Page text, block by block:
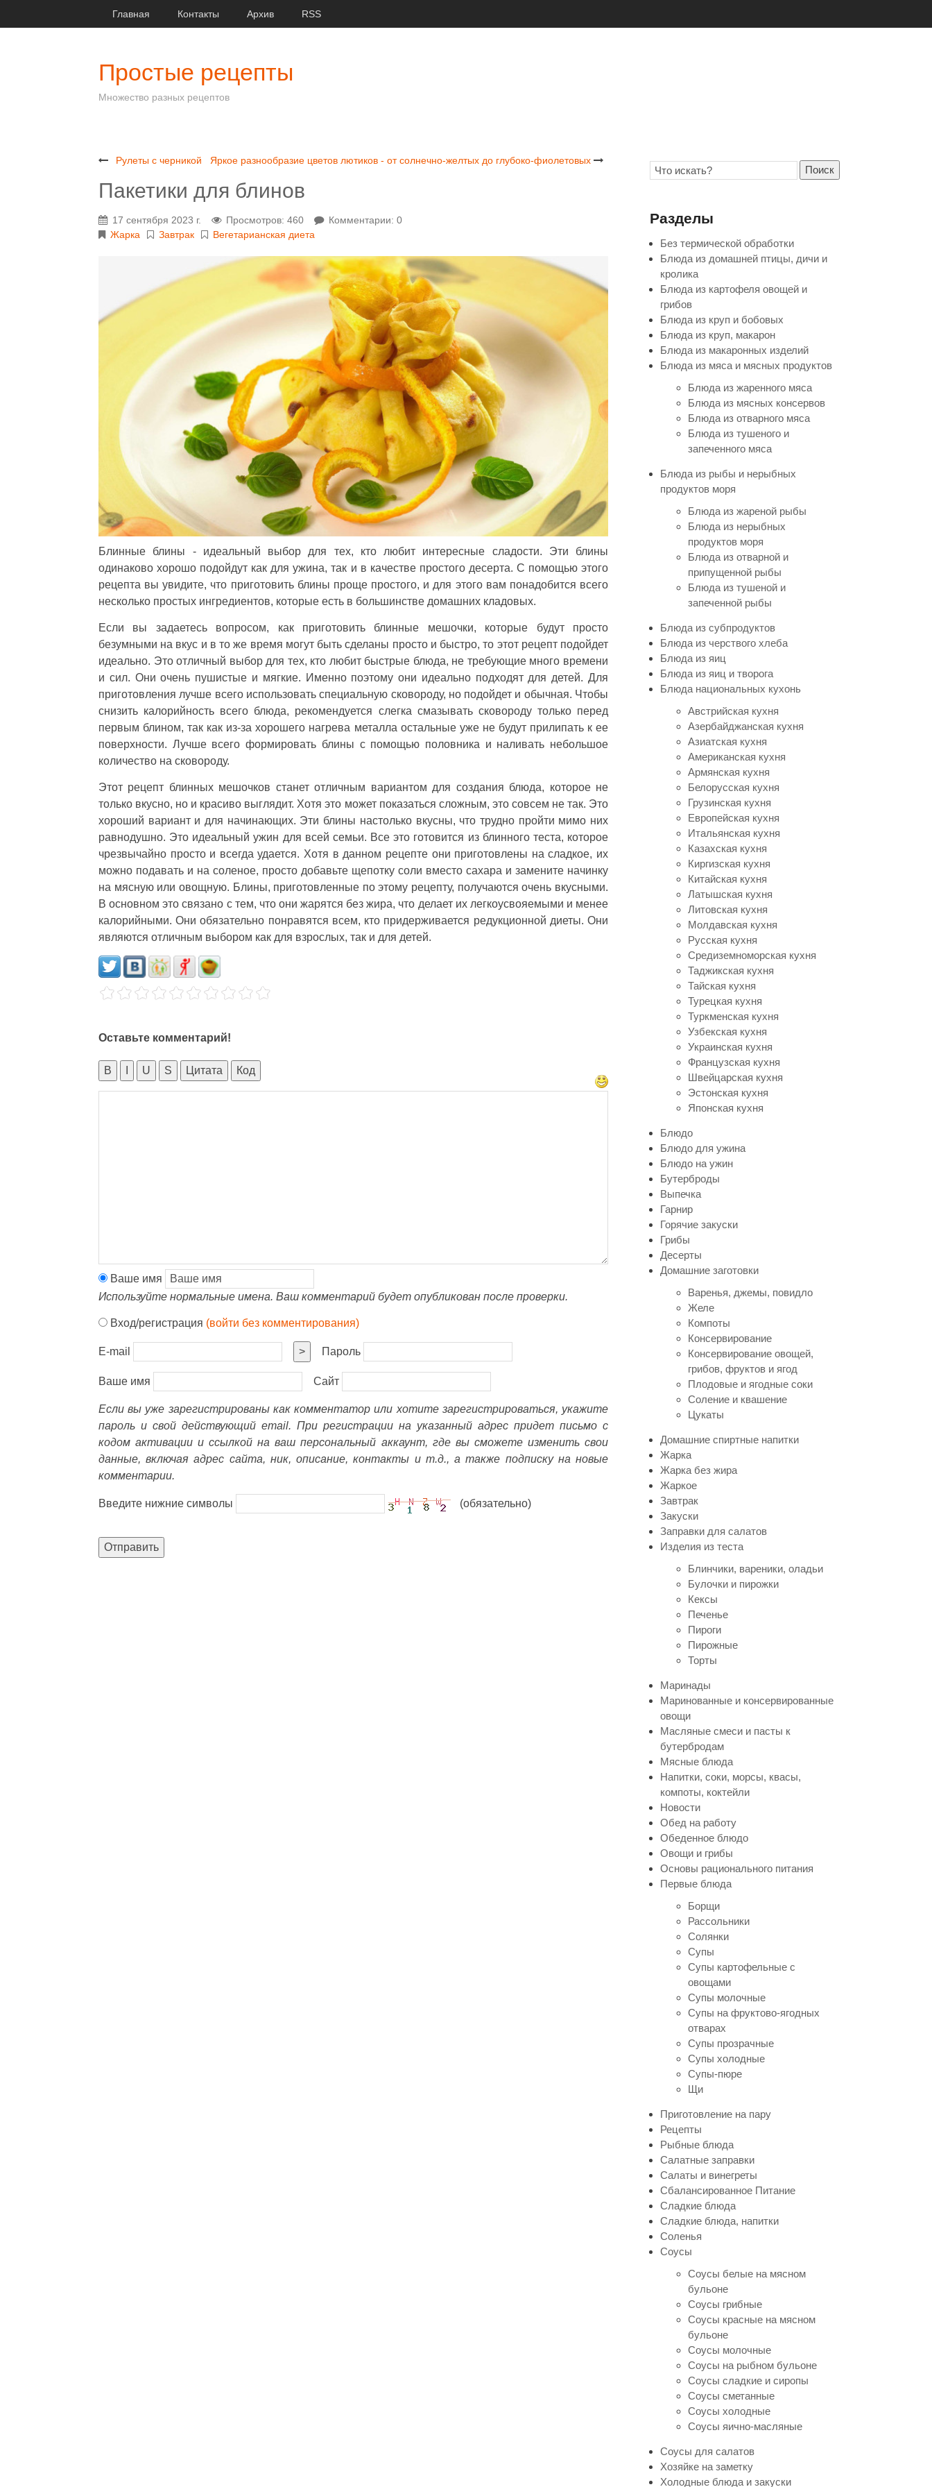
Главная Контакты Архив RSS
Простые рецепты
Множество разных рецептов
Рулеты с черникой Яркое разнообразие цветов лютиков - от солнечно-желтых до глубоко-фиолетовых
Пакетики для блинов
17 сентября 2023 г. Просмотров: 460
Комментарии: 0
Жарка
Завтрак Вегетарианская диета
Блинные блины - идеальный выбор для тех, кто любит интересные сладости. Эти блины
одинаково хорошо подойдут как для ужина, так и в качестве простого десерта. С помощью этого
рецепта вы увидите, что приготовить блины проще простого, и для этого вам понадобится всего
несколько простых ингредиентов, которые есть в большинстве домашних кладовых.
Если вы задаетесь вопросом, как приготовить блинные мешочки, которые будут просто
безумными на вкус и в то же время могут быть сделаны просто и быстро, то этот рецепт подойдет
идеально. Это отличный выбор для тех, кто любит быстрые блюда, не требующие много времени
и сил. Они очень пушистые и мягкие. Именно поэтому они идеально подходят для детей. Для
приготовления лучше всего использовать специальную сковороду, но подойдет и обычная. Чтобы
снизить калорийность всего блюда, рекомендуется слегка смазывать сковороду только перед
первым блином, так как из-за хорошего нагрева металла остальные уже не будут прилипать к ее
поверхности. Лучше всего формировать блины с помощью половника и наливать небольшое
количество на сковороду.
Этот рецепт блинных мешочков станет отличным вариантом для создания блюда, которое не
только вкусно, но и красиво выглядит. Хотя это может показаться сложным, это совсем не так. Это
хороший вариант и для начинающих. Эти блины настолько вкусны, что трудно пройти мимо них
равнодушно. Это идеальный ужин для всей семьи. Все это готовится из блинного теста, которое
чрезвычайно просто и всегда удается. Хотя в данном рецепте они приготовлены на сладкое, их
можно подавать и на соленое, просто добавьте щепотку соли вместо сахара и замените начинку
на мясную или овощную. Блины, приготовленные по этому рецепту, получаются очень вкусными.
В основном это связано с тем, что они жарятся без жира, что делает их легкоусвояемыми и менее
калорийными. Они обязательно понравятся всем, кто придерживается редукционной диеты. Они
являются отличным выбором как для взрослых, так и для детей.
Оставьте комментарий!
B U S Цитата Код
Ваше имя
Используйте нормальные имена. Ваш комментарий будет опубликован после проверки.
Вход/регистрация (войти без комментирования)
E-mail > Пароль
Ваше имя Сайт
Если вы уже зарегистрированы как комментатор или хотите зарегистрироваться, укажите
пароль и свой действующий email. При регистрации на указанный адрес придет письмо с
кодом активации и ссылкой на ваш персональный аккаунт, где вы сможете изменить свои
данные, включая адрес сайта, ник, описание, контакты и т.д., а также подписку на новые
комментарии.
Введите нижние символы (обязательно)
Отправить
Поиск
Разделы
Без термической обработки
Блюда из домашней птицы, дичи и
кролика
Блюда из картофеля овощей и
грибов
Блюда из круп и бобовых
Блюда из круп, макарон
Блюда из макаронных изделий
Блюда из мяса и мясных продуктов
Блюда из жаренного мяса
Блюда из мясных консервов
Блюда из отварного мяса
Блюда из тушеного и
запеченного мяса
Блюда из рыбы и нерыбных
продуктов моря
Блюда из жареной рыбы
Блюда из нерыбных
продуктов моря
Блюда из отварной и
припущенной рыбы
Блюда из тушеной и
запеченной рыбы
Блюда из субпродуктов
Блюда из черствого хлеба
Блюда из яиц
Блюда из яиц и творога
Блюда национальных кухонь
Австрийская кухня
Азербайджанская кухня
Азиатская кухня
Американская кухня
Армянская кухня
Белорусская кухня
Грузинская кухня
Европейская кухня
Итальянская кухня
Казахская кухня
Киргизская кухня
Китайская кухня
Латышская кухня
Литовская кухня
Молдавская кухня
Русская кухня
Средиземноморская кухня
Таджикская кухня
Тайская кухня
Турецкая кухня
Туркменская кухня
Узбекская кухня
Украинская кухня
Французская кухня
Швейцарская кухня
Эстонская кухня
Японская кухня
Блюдо
Блюдо для ужина
Блюдо на ужин
Бутерброды
Выпечка
Гарнир
Горячие закуски
Грибы
Десерты
Домашние заготовки
Варенья, джемы, повидло
Желе
Компоты
Консервирование
Консервирование овощей,
грибов, фруктов и ягод
Плодовые и ягодные соки
Соление и квашение
Цукаты
Домашние спиртные напитки
Жарка
Жарка без жира
Жаркое
Завтрак
Закуски
Заправки для салатов
Изделия из теста
Блинчики, вареники, оладьи
Булочки и пирожки
Кексы
Печенье
Пироги
Пирожные
Торты
Маринады
Маринованные и консервированные
овощи
Масляные смеси и пасты к
бутербродам
Мясные блюда
Напитки, соки, морсы, квасы,
компоты, коктейли
Новости
Обед на работу
Обеденное блюдо
Овощи и грибы
Основы рационального питания
Первые блюда
Борщи
Рассольники
Солянки
Супы
Супы картофельные с
овощами
Супы молочные
Супы на фруктово-ягодных
отварах
Супы прозрачные
Супы холодные
Супы-пюре
Щи
Приготовление на пару
Рецепты
Рыбные блюда
Салатные заправки
Салаты и винегреты
Сбалансированное Питание
Сладкие блюда
Сладкие блюда, напитки
Соленья
Соусы
Соусы белые на мясном
бульоне
Соусы грибные
Соусы красные на мясном
бульоне
Соусы молочные
Соусы на рыбном бульоне
Соусы сладкие и сиропы
Соусы сметанные
Соусы холодные
Соусы яично-масляные
Соусы для салатов
Хозяйке на заметку
Холодные блюда и закуски